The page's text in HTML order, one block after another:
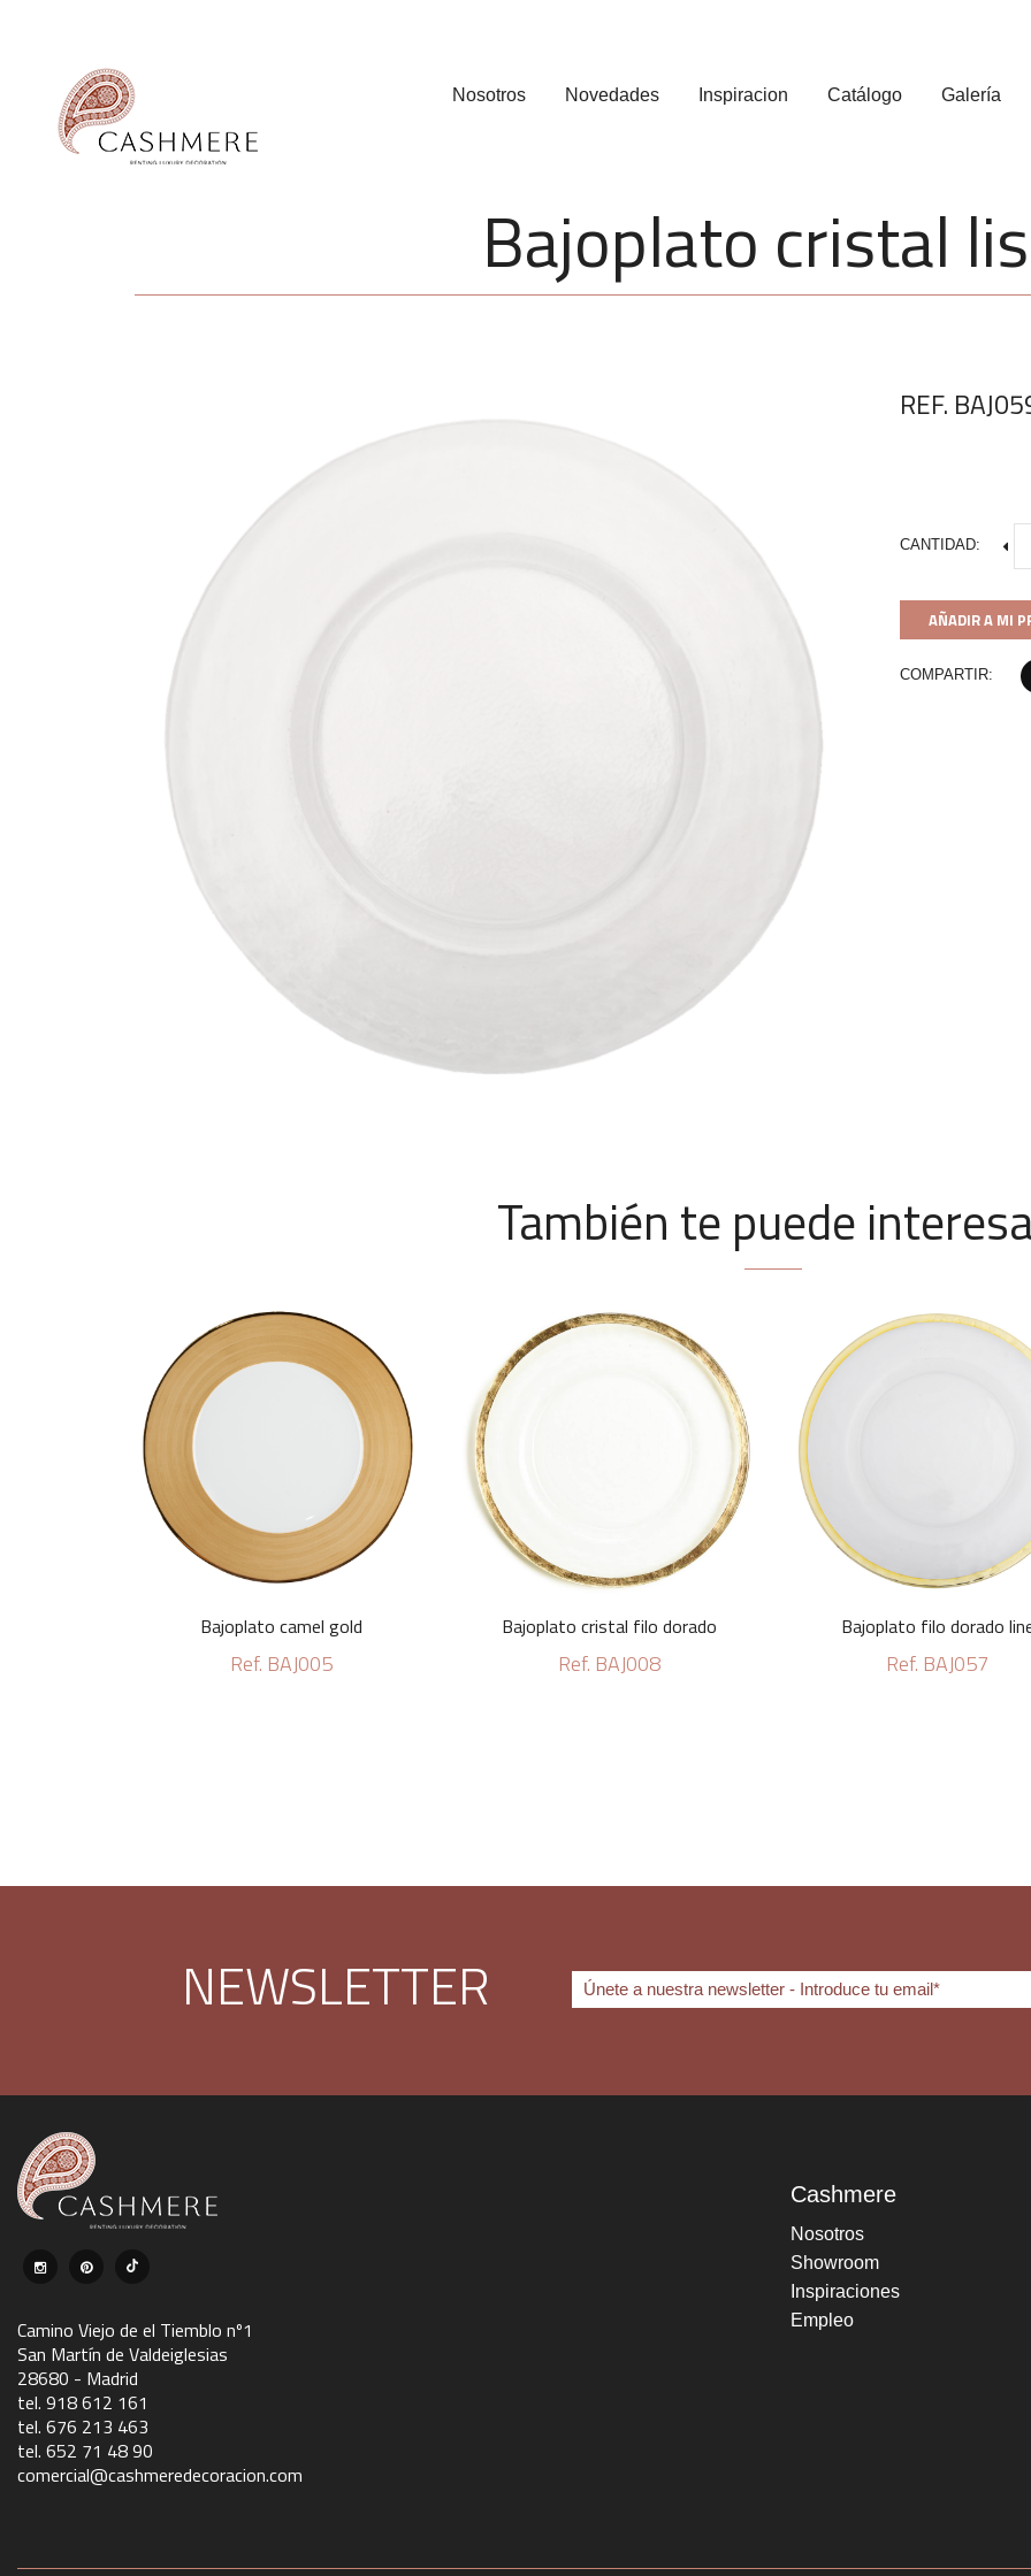
Nosotros Novedades Inspiracion Catálogo Galería
Bajoplato cristal
REF.
CANTIDAD:
AÑADIR A MI
COMPARTIR:
También te puede
Bajoplato camel gold
Ref. BAJ005
Bajoplato cristal filo dorado
Ref. BAJ008
Bajoplato filo dorado
Ref. BAJ057
NEWSLETTER
Camino Viejo de el Tiemblo nº1
San Martín de Valdeiglesias
28680 - Madrid
tel. 918 612 161
tel. 676 213 463
tel. 652 71 48 90
comercial@cashmeredecoracion.com
Cashmere
Nosotros
Showroom
Inspiraciones
Empleo